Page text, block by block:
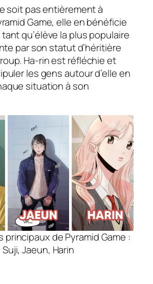
soit pas entièrement à
Game, elle en bénéficie
qu’élève la plus populaire
par son statut d’héritière
Ha-rin est réfléchie et
les gens autour d’elle en
situation à son
principaux de Pyramid Game :
Suji, Jaeun, Harin